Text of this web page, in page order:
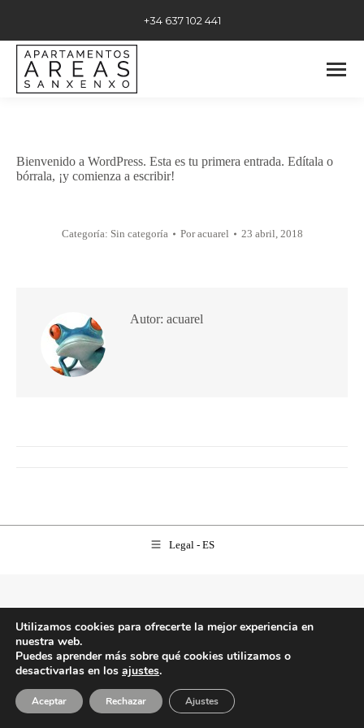
+34 637 102 441
Bienvenido a WordPress. Esta es tu primera entrada. Edítala o
bórrala, ¡y comienza a escribir!
Categoría: Sin categoría Poracuarel 23 abril, 2018
Autor: acuarel
Legal - ES
Utilizamos cookies para ofrecerte la mejor experiencia en
nuestra web.
Puedes aprender más sobre qué cookies utilizamos o
desactivarlas en los ajustes.
Aceptar Rechazar Ajustes